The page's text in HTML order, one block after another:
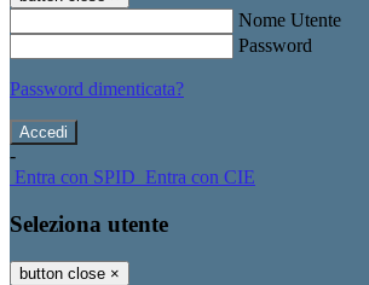
Nome Utente
Password
Password dimenticata?
-
Entra con SPID Entra con CIE
Seleziona utente
button close ×